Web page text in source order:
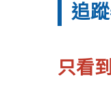
追
只看